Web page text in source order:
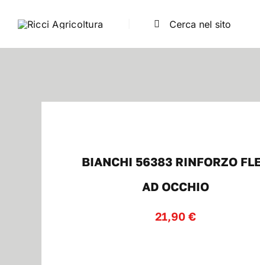
Cerca
BIANCHI 56383 RINFORZO
AD OCCHIO
21,90 €